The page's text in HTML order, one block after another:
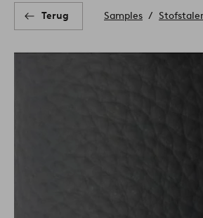
Terug Samples